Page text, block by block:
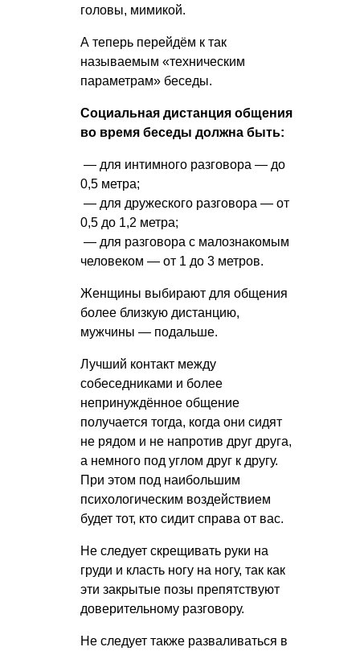
головы, мимикой.
А теперь перейдём к так
называемым «техническим
параметрам» беседы.
Социальная дистанция общения
во время беседы должна быть:
— для интимного разговора — до
0,5 метра;
— для дружеского разговора — от
0,5 до 1,2 метра;
— для разговора с малознакомым
человеком — от 1 до 3 метров.
Женщины выбирают для общения
более близкую дистанцию,
мужчины — подальше.
Лучший контакт между
собеседниками и более
непринуждённое общение
получается тогда, когда они сидят
не рядом и не напротив друг друга,
а немного под углом друг к другу.
При этом под наибольшим
психологическим воздействием
будет тот, кто сидит справа от вас.
Не следует скрещивать руки на
груди и класть ногу на ногу, так как
эти закрытые позы препятствуют
доверительному разговору.
Не следует также разваливаться в